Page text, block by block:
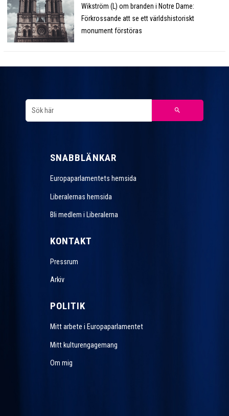
Wikström (L) om branden i Notre Dame:
Förkrossande att se ett världshistoriskt
monument förstöras
SNABBLÄNKAR
Europaparlamentets hemsida
Liberalernas hemsida
Bli medlem i Liberalerna
KONTAKT
Pressrum
Arkiv
POLITIK
Mitt arbete i Europaparlamentet
Mitt kulturengagemang
Om mig